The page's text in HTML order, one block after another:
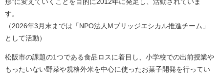
形”に変えていくことを目的に2012年に発足し、活動されていま
す。
（2026年3月末までは「NPO法人Mブリッジエシカル推進チーム」
として活動）
松阪市の課題の1つである食品ロスに着目し、小学校での出前授業や
もったいない野菜や規格外米を中心に使ったお菓子開発を行ってい